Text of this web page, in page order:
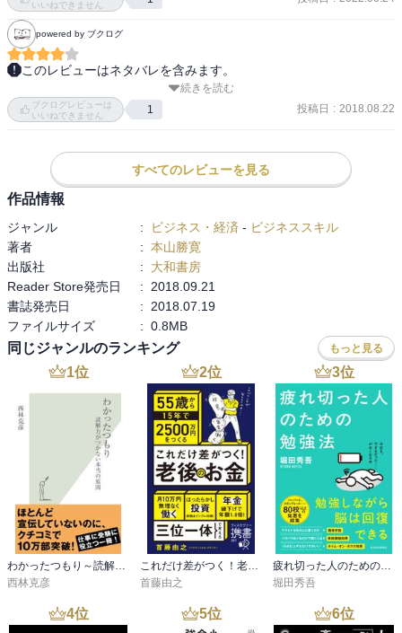
いいねできません
powered by ブクログ
このレビューはネタバレを含みます。
PROLOGUE　あらゆる試験に受かりこれからのビジネスにも役立つ
第１章　　暗記1.0　あらゆる試験を突破する最強の暗記術
第２章　　暗記2.0　どんなビジネスにも効く最強のアウトプット型
暗記術
第３章　　暗記3.0　夢を叶える最強の長期暗記術
EPILOGUE　最強の暗記術で目標も夢も実現させよう
＜内容＞
内容的には他の暗記本や勉強本とそう変わりはない。ただ、「暗記
2.0」で、アウトプットをすごく強調していることが目新しいか？
「暗記3.0」はもう少しこなしてから書いた方がいいかな？偉人の生
き方を自分の人生に重ねようという感じだが、暗記と結びつけるの
はやや無理があるか？
著者は聞いたことのある名前だな？と思ったら、『今こそ「奨学
金」の本当の話をしよう』（ポプラ社）の人でした。けっこう努力
をして、東大やハーバードに入ったみたいです。
続きを読む
ブクログレビューは
いいねできません
1 投稿日 : 2018.08.22
すべてのレビューを見る
作品情報
ジャンル : ビジネス・経済 - ビジネススキル
著者
: 本山勝寛
出版社
:
大和書房
Reader Store発売日
:
2018.09.21
書誌発売日
:
2018.07.19
ファイルサイズ
: 0.8MB
同じジャンルのランキング もっと見る
1位
わかったつもり～読解力がつかない本当の原因～
西林克彦
2位
これだけ差がつく！老後のお金 55歳から15年で2500万円をつくる
首藤由之
3位
疲れ切った人のための勉強法
堀田秀吾
4位 5位 6位